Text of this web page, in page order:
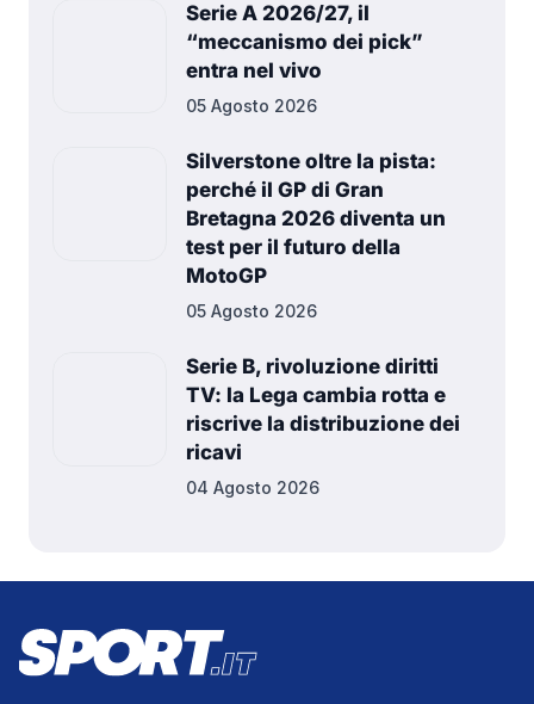
Serie A 2026/27, il
“meccanismo dei pick”
entra nel vivo
05 Agosto 2026
Silverstone oltre la pista:
perché il GP di Gran
Bretagna 2026 diventa un
test per il futuro della
MotoGP
05 Agosto 2026
Serie B, rivoluzione diritti
TV: la Lega cambia rotta e
riscrive la distribuzione dei
ricavi
04 Agosto 2026